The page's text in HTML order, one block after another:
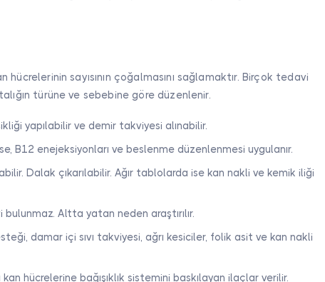
hücrelerinin sayısının çoğalmasını sağlamaktır. Birçok tedavi
türüne ve sebebine göre düzenlenir.
yapılabilir ve demir takviyesi alınabilir.
B12 enejeksiyonları ve beslenme düzenlenmesi uygulanır.
Dalak çıkarılabilir. Ağır tablolarda ise kan nakli ve kemik iliği
Altta yatan neden araştırılır.
damar içi sıvı takviyesi, ağrı kesiciler, folik asit ve kan nakli
hücrelerine bağışıklık sistemini baskılayan ilaçlar verilir.